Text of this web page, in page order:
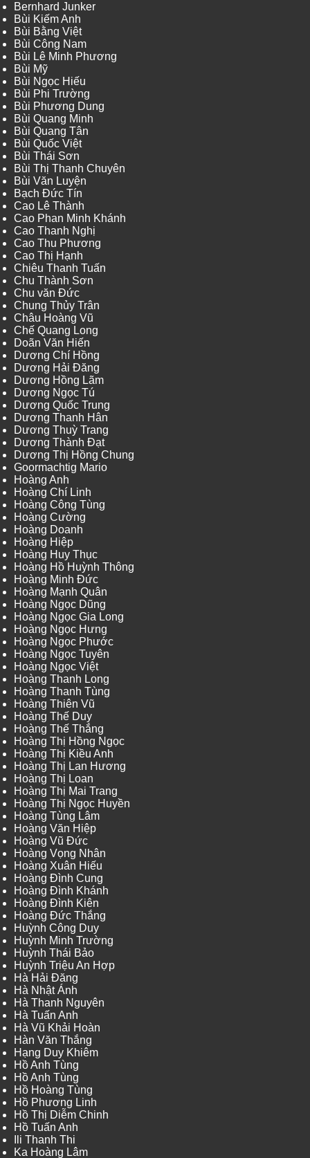
Bernhard Junker
Bùi Kiếm Anh
Bùi Bằng Việt
Bùi Công Nam
Bùi Lê Minh Phương
Bùi Mỹ
Bùi Ngọc Hiếu
Bùi Phi Trường
Bùi Phương Dung
Bùi Quang Minh
Bùi Quang Tân
Bùi Quốc Việt
Bùi Thái Sơn
Bùi Thị Thanh Chuyên
Bùi Văn Luyện
Bạch Đức Tín
Cao Lê Thành
Cao Phan Minh Khánh
Cao Thanh Nghị
Cao Thu Phương
Cao Thị Hạnh
Chiêu Thanh Tuấn
Chu Thành Sơn
Chu văn Đức
Chung Thủy Trân
Châu Hoàng Vũ
Chế Quang Long
Doãn Văn Hiến
Dương Chí Hồng
Dương Hải Đăng
Dương Hồng Lãm
Dương Ngọc Tú
Dương Quốc Trung
Dương Thanh Hân
Dương Thuỳ Trang
Dương Thành Đạt
Dương Thị Hồng Chung
Goormachtig Mario
Hoàng Anh
Hoàng Chí Linh
Hoàng Công Tùng
Hoàng Cường
Hoàng Doanh
Hoàng Hiệp
Hoàng Huy Thục
Hoàng Hồ Huỳnh Thông
Hoàng Minh Đức
Hoàng Mạnh Quân
Hoàng Ngọc Dũng
Hoàng Ngọc Gia Long
Hoàng Ngọc Hưng
Hoàng Ngọc Phước
Hoàng Ngọc Tuyên
Hoàng Ngọc Việt
Hoàng Thanh Long
Hoàng Thanh Tùng
Hoàng Thiên Vũ
Hoàng Thế Duy
Hoàng Thế Thắng
Hoàng Thị Hồng Ngọc
Hoàng Thị Kiều Anh
Hoàng Thị Lan Hương
Hoàng Thị Loan
Hoàng Thị Mai Trang
Hoàng Thị Ngọc Huyền
Hoàng Tùng Lâm
Hoàng Văn Hiệp
Hoàng Vũ Đức
Hoàng Vọng Nhân
Hoàng Xuân Hiếu
Hoàng Đình Cung
Hoàng Đình Khánh
Hoàng Đình Kiên
Hoàng Đức Thắng
Huỳnh Công Duy
Huỳnh Minh Trường
Huỳnh Thái Bảo
Huỳnh Triệu An Hợp
Hà Hải Đăng
Hà Nhật Ánh
Hà Thanh Nguyên
Hà Tuấn Anh
Hà Vũ Khải Hoàn
Hàn Văn Thắng
Hạng Duy Khiêm
Hồ Anh Tùng
Hồ Anh Tùng
Hồ Hoàng Tùng
Hồ Phương Linh
Hồ Thị Diễm Chinh
Hồ Tuấn Anh
Ili Thanh Thi
Ka Hoàng Lâm